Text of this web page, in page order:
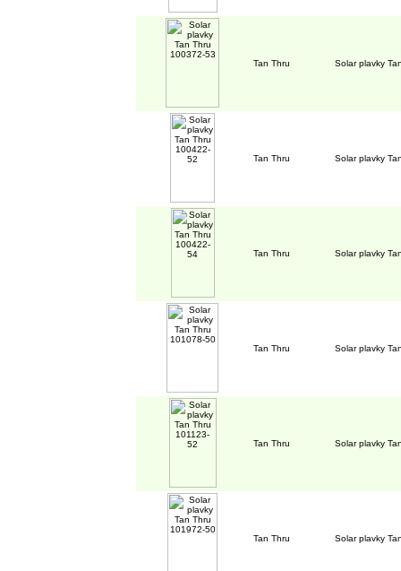
Tan Thru Solar plavky
Tan Thru Solar plavky
Tan Thru Solar plavky
Tan Thru Solar plavky
Tan Thru Solar plavky
Tan Thru Solar plavky